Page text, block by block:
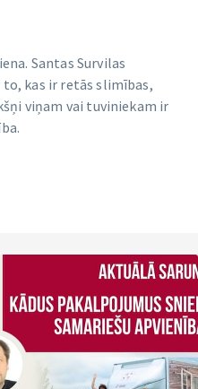
Santas Survilas
kas ir retās slimības,
viņam vai tuviniekam ir